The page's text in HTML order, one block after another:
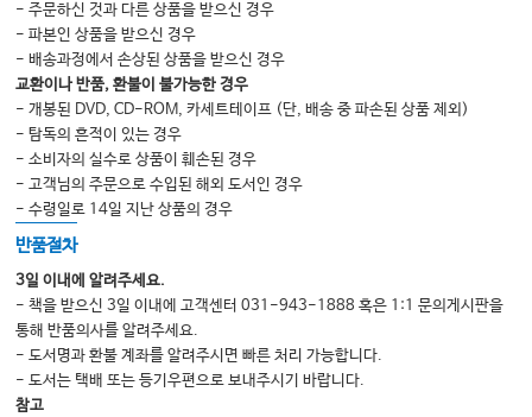
Chapter 31 의사결정 재활
SECTION 09 언어
Chapter 32 생물학적 기반의 언어처리 과정
Chapter 33 언어 장애의 평가
Chapter 34 실어증의 재활
Part 04. 신경인지기능검사
Chapter 35 전반적인 신경심리검사: MMSE, MoCA, NCSE, CIST
Chapter 36 신경심리평가 총집: 서울신경심리검사, 한국판 CERAD 평가집
Chapter 37 전산화 신경인지기능검사의 개요
- 주문하신 것과 다른 상품을 받으신 경우
- 파본인 상품을 받으신 경우
- 배송과정에서 손상된 상품을 받으신 경우
교환이나 반품, 환불이 불가능한 경우
- 개봉된 DVD, CD-ROM, 카세트테이프 (단, 배송 중 파손된 상품 제외)
- 탐독의 흔적이 있는 경우
- 소비자의 실수로 상품이 훼손된 경우
- 고객님의 주문으로 수입된 해외 도서인 경우
- 수령일로 14일 지난 상품의 경우
반품절차
3일 이내에 알려주세요.
- 책을 받으신 3일 이내에 고객센터 031-943-1888 혹은 1:1 문의게시판을
통해 반품의사를 알려주세요.
- 도서명과 환불 계좌를 알려주시면 빠른 처리 가능합니다.
- 도서는 택배 또는 등기우편으로 보내주시기 바랍니다.
참고